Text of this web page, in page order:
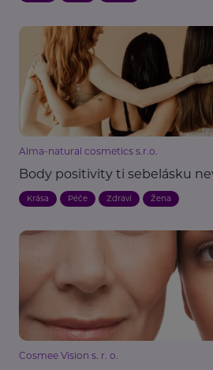
Alma-natural cosmetics s.r.o.
Body positivity ti sebelásku
Krása Péče Zdraví Žena
Cosmee Vision s. r. o.